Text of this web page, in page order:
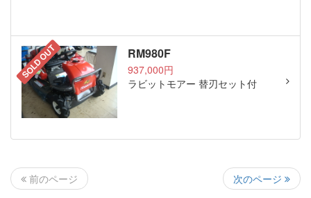
SOLD OUT RM980F
937,000円
ラビットモアー 替刃セット付
前のページ 次のページ